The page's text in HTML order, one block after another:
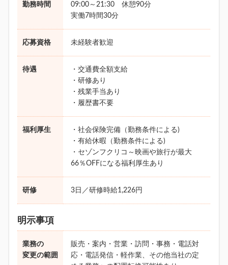
勤務時間
09:00～21:30 休憩90分
実働7時間30分
応募資格 未経験者歓迎
待遇
・交通費全額支給
・研修あり
・残業手当あり
・履歴書不要
福利厚生
・社会保険完備（勤務条件による)
・有給休暇（勤務条件による)
・セゾンフクリコ～映画や旅行が最大
66％OFFになる福利厚生あり
研修 3日／研修時給1,226円
明示事項
業務の
変更の範囲
販売・案内・営業・訪問・事務・電話対
応・電話発信・軽作業、その他当社の定